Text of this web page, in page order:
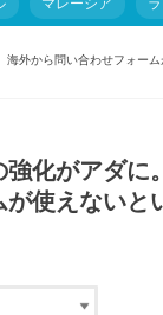
マレーシア
海外から問い合わせフォー
強化がアダに
が使えないと